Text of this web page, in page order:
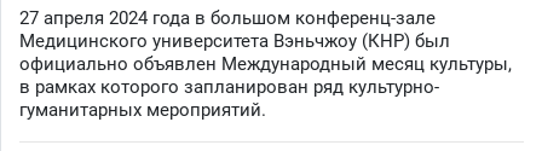
27 апреля 2024 года в большом конференц-зале
Медицинского университета Вэньчжоу (КНР) был
официально объявлен Международный месяц культуры,
в рамках которого запланирован ряд культурно-
гуманитарных мероприятий.